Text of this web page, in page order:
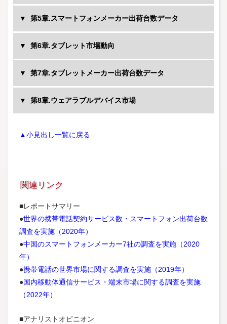
RelianceGio
中国電信
中国聯通
Telefonica
América Móvil
MTS
Telenor
Vimpelcom（Beeline）
Etisalat
Telkomcel
Axiata
Verizon
AT&T
TIM
第5章.スマートフォンメーカー出荷台数データ
製品カテゴリ別出荷台数実績/予測
ハンドセット地域別出荷台数実績/予測
スマートフォン地域別出荷台数実績/予測
スマートフォン 価格帯別出荷台数実績/予測
スマートフォン ディスプレイサイズ別出荷台数実績/
メイン/サブブランド別出荷台数実績/予測
ハンドセット 市場別 出荷台数実績/予測（スマートフ
ォンのみ除く）
5Gスマートフォン 市場別 出荷台数実績/予測
第6章.タブレット市場動向
第7章.タブレットメーカー出荷台数データ
タブレット地域別出荷台数実績/予測
タブレットOS 別出荷台数実績/予測
タブレット ディスプレイサイズ別出荷台数実績/予測
第8章.ウェアラブルデバイス市場
▲小見出し一覧に戻る
関連リンク
■レポートサマリー
●世界の携帯電話契約サービス数・スマートフォン出荷台数
調査を実施（2020年）
●中国のスマートフォンメーカー7社の調査を実施（2020
年）
●携帯電話の世界市場に関する調査を実施（2019年）
●国内移動体通信サービス・端末市場に関する調査を実施
（2022年）
■アナリストオピニオン